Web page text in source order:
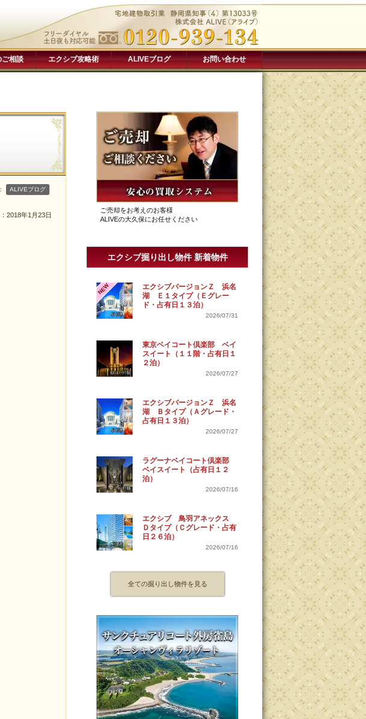
ご相談 エクシブ攻略術 ALIVEブログ お問い合わせ
ALIVEブログ
2018年1月23日
ご売却をお考えのお客様
ALIVEの大久保にお任せください
エクシブ掘り出し物件 新着物件
NEW
エクシブバージョンＺ 浜名
湖 Ｅ１タイプ（Ｅグレー
ド・占有日１３泊）
2026/07/31
東京ベイコート倶楽部 ベイ
スイート（１１階・占有日１
２泊）
2026/07/27
エクシブバージョンＺ 浜名
湖 Ｂタイプ（Ａグレード・
占有日１３泊）
2026/07/27
ラグーナベイコート倶楽部
ベイスイート（占有日１２
泊）
2026/07/16
エクシブ 鳥羽アネックス
Ｄタイプ（Ｃグレード・占有
日２６泊）
2026/07/16
全ての掘り出し物件を見る